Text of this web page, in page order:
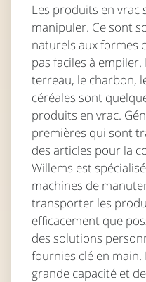
Les produits en vrac
manipuler. Ce sont
naturels aux formes
pas faciles à
terreau, le charbon,
céréales sont
produits en vrac.
premières qui sont
des articles pour la
Willems est
machines de
transporter les
efficacement que
des solutions
fournies clé en
grande capacité et